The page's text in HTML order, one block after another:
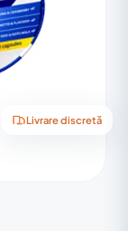
Livrare discretă